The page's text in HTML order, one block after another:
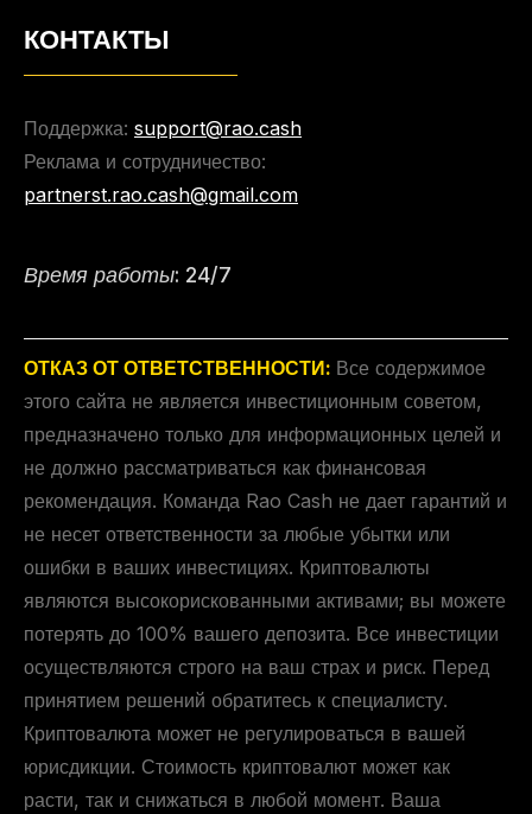
КОНТАКТЫ
Поддержка: support@rao.cash
Реклама и сотрудничество:
partnerst.rao.cash@gmail.com
Время работы: 24/7
ОТКАЗ ОТ ОТВЕТСТВЕННОСТИ: Все содержимое
этого сайта не является инвестиционным советом,
предназначено только для информационных целей и
не должно рассматриваться как финансовая
рекомендация. Команда Rao Cash не дает гарантий и
не несет ответственности за любые убытки или
ошибки в ваших инвестициях. Криптовалюты
являются высокорискованными активами; вы можете
потерять до 100% вашего депозита. Все инвестиции
осуществляются строго на ваш страх и риск. Перед
принятием решений обратитесь к специалисту.
Криптовалюта может не регулироваться в вашей
юрисдикции. Стоимость криптовалют может как
расти, так и снижаться в любой момент. Ваша